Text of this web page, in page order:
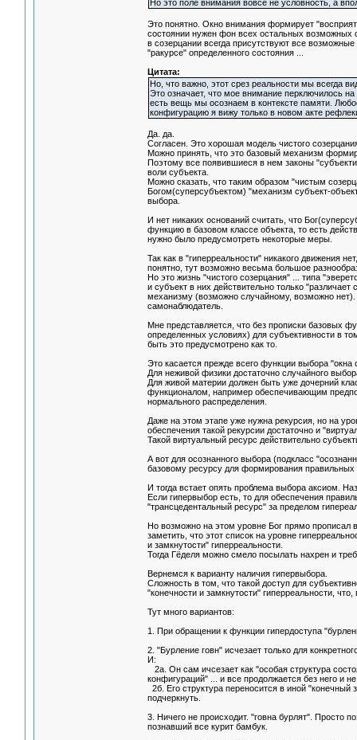
Но это поле внимания вовсе не условность, а
Это понятно. Окно внимания формирует
состоянии нужен фон всех остальных возможных
в созерцании всегда присутствуют все
"ракурсе" определенного состояния ...
Цитата:
Но, что важно, этот срез реальности мы всегда
Это означает, что мое внимание перключилось
есть вещь мы осознаем в контексте памяти.
конфигурацию я вижу только в новом акте
Да. да.
Согласен. Это хорошая модель чистого
Можно принять, что это базовый механизм
Поэтому все появившиеся в нем законы
воли субъекта.
Можно сказать, что таким образом "чистым
Богом(суперсубъектом) "механизм субъект-
выбора.
И нет никаких оснований считать, что
функцию в базовом классе объекта, то есть
нужно было предусмотреть некоторые меры.
Так как в "гиперреальности" никакого движения
понятно, тут возможно весьма большое
Но это жизнь "чистого созерцания" ... типа
и субъект в них действительно только
механизму (возможно случайному, возможно
самонаблюдатель.
Мне представляется, что без прописки базовых
определенных условиях) для субъективности в
быть это предусмотрено как то.
Это касается прежде всего функции выбора "окна
Для неживой физики достаточно случайного
Для живой материи должен быть уже дочерний
функционалом, например обеспечивающим
нормального распределения.
Даже на этом этапе уже нужна рекурсия, но на
обеспечения такой рекурсии достаточно и
Такой виртуальный ресурс действительно
А вот для осознанного выбора (подкласс
базовому ресурсу для формирования правильных
И тогда встает опять проблема выбора аксиом.
Если гипервыбор есть, то для обеспечения
"трансцедентальный ресурс" за пределом
Но возможно на этом уровне Бог прямо прописал
заметить, что этот список на уровне
и замкнутости" гиперреальности.
Тогда Гёделя можно смело посылать нахрен и
Вернемся к варианту наличия гипервыбора.
Сложность в том, что такой доступ для
"конечности и замкнутости" гиперреальности,
Тут много вариантов:
1. При обращении к функции гипердоступа
2. "Бурление говн" исчезает только для
И:
2а. Он сам ичсезает как "особая структура
конфигураций" ... и все продолжается без него и
2б. Его структура переносится в иной
подчеркнуть.
3. Ничего не происходит. "говна бурлят". Просто
познавший все курит бамбук.